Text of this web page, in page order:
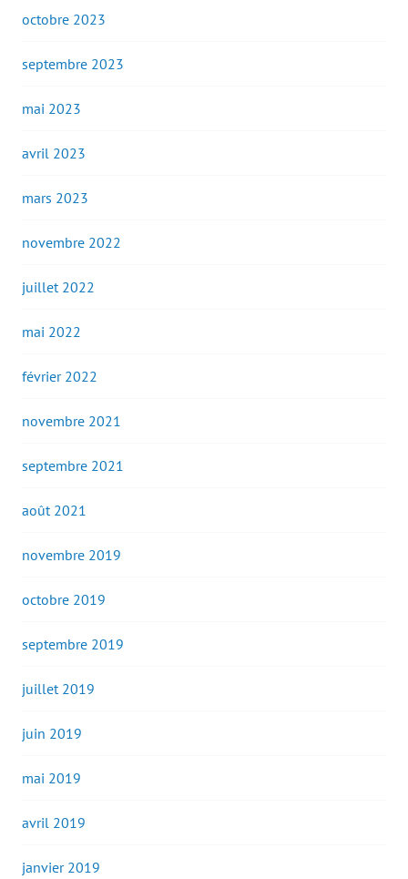
octobre 2023
septembre 2023
mai 2023
avril 2023
mars 2023
novembre 2022
juillet 2022
mai 2022
février 2022
novembre 2021
septembre 2021
août 2021
novembre 2019
octobre 2019
septembre 2019
juillet 2019
juin 2019
mai 2019
avril 2019
janvier 2019